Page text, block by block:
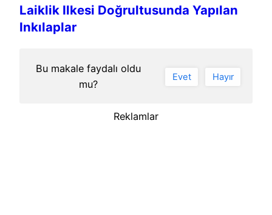
Laiklik Ilkesi Doğrultusunda Yapılan
Inkılaplar
Bu makale faydalı oldu
mu?
Evet Hayır
Reklamlar